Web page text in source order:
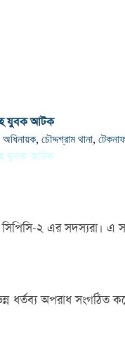
যুবক আটক
অধিনায়ক, চৌদ্দগ্রাম থানা,
যুবক আটক
২ এর সদস্যরা। এ
ধর্তব্য অপরাধ সংগঠিত